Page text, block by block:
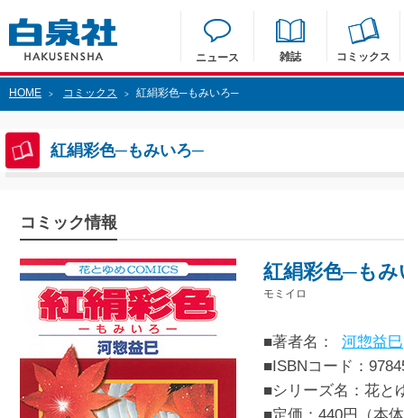
ニュース 雑誌 コミックス
HOME > コミックス > 紅絹彩色─もみいろ─
紅絹彩色─もみいろ─
コミック情報
紅絹彩色─も
モミイロ
■著者名：
河惣益巳
■ISBNコード：
■シリーズ名：花と